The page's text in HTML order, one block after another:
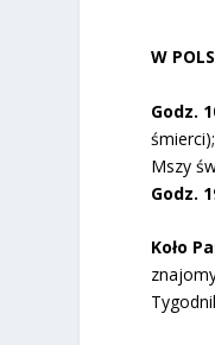
W
Godz.
Mszy
Godz.
Koło